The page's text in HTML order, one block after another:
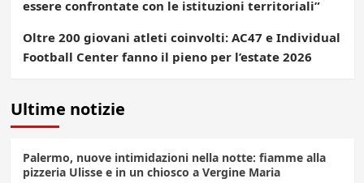
essere confrontate con le istituzioni territoriali”
Oltre 200 giovani atleti coinvolti: AC47 e Individual
Football Center fanno il pieno per l’estate 2026
Ultime notizie
Palermo, nuove intimidazioni nella notte: fiamme alla
pizzeria Ulisse e in un chiosco a Vergine Maria